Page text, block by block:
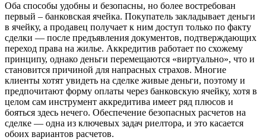
Оба способы удобны и безопасны, но более востребован
первый – банковская ячейка. Покупатель закладывает деньги
в ячейку, а продавец получает к ним доступ только по факту
сделки — после предъявления документов, подтверждающих
переход права на жилье. Аккредитив работает по схожему
принципу, однако деньги перемещаются «виртуально», что и
становится причиной для напрасных страхов. Многие
клиенты хотят увидеть на сделке живые деньги, поэтому и
предпочитают форму оплаты через банковскую ячейку, хотя в
целом сам инструмент аккредитива имеет ряд плюсов и
бояться здесь нечего. Обеспечение безопасных расчетов на
сделке — одна из ключевых задач риелтора, и это касается
обоих вариантов расчетов.